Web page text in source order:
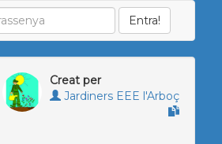
Creat per
Jardiners EEE l'Arboç